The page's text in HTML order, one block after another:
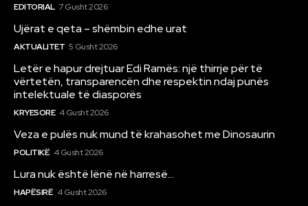
EDITORIAL 7 Gusht 2026
Ujërat e qeta – shëmbin edhe urat
AKTUALITET 5 Gusht 2026
Letër e hapur drejtuar Edi Ramës: një thirrje për të
vërtetën, transparencën dhe respektin ndaj punës
intelektuale të diasporës
KRYESORE 4 Gusht 2026
Veza e pulës nuk mund të krahasohet me Dinosaurin
POLITIKË 4 Gusht 2026
Lura nuk është lënë në harresë…
HAPËSIRË 4 Gusht 2026